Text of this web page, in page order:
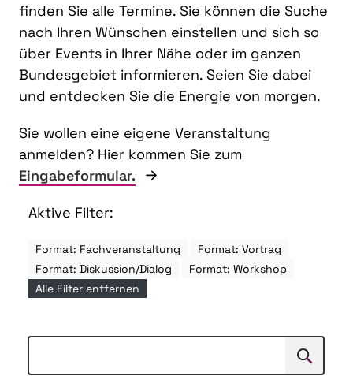
finden Sie alle Termine. Sie können die Suche
nach Ihren Wünschen einstellen und sich so
über Events in Ihrer Nähe oder im ganzen
Bundesgebiet informieren. Seien Sie dabei
und entdecken Sie die Energie von morgen.
Sie wollen eine eigene Veranstaltung
anmelden? Hier kommen Sie zum
Eingabeformular.
Aktive Filter:
Format: Fachveranstaltung
Format: Vortrag
Format: Diskussion/Dialog
Format: Workshop
Alle Filter entfernen
Suchen